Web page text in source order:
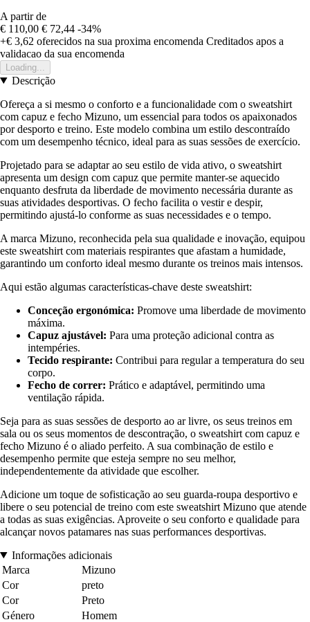
A partir de
€ 110,00 € 72,44 -34%
+€ 3,62 oferecidos na sua proxima encomenda Creditados apos a
validacao da sua encomenda
Loading...
Descrição
Ofereça a si mesmo o conforto e a funcionalidade com o sweatshirt
com capuz e fecho Mizuno, um essencial para todos os apaixonados
por desporto e treino. Este modelo combina um estilo descontraído
com um desempenho técnico, ideal para as suas sessões de exercício.
Projetado para se adaptar ao seu estilo de vida ativo, o sweatshirt
apresenta um design com capuz que permite manter-se aquecido
enquanto desfruta da liberdade de movimento necessária durante as
suas atividades desportivas. O fecho facilita o vestir e despir,
permitindo ajustá-lo conforme as suas necessidades e o tempo.
A marca Mizuno, reconhecida pela sua qualidade e inovação, equipou
este sweatshirt com materiais respirantes que afastam a humidade,
garantindo um conforto ideal mesmo durante os treinos mais intensos.
Aqui estão algumas características-chave deste sweatshirt:
Conceção ergonómica: Promove uma liberdade de movimento
máxima.
Capuz ajustável: Para uma proteção adicional contra as
intempéries.
Tecido respirante: Contribui para regular a temperatura do seu
corpo.
Fecho de correr: Prático e adaptável, permitindo uma
ventilação rápida.
Seja para as suas sessões de desporto ao ar livre, os seus treinos em
sala ou os seus momentos de descontração, o sweatshirt com capuz e
fecho Mizuno é o aliado perfeito. A sua combinação de estilo e
desempenho permite que esteja sempre no seu melhor,
independentemente da atividade que escolher.
Adicione um toque de sofisticação ao seu guarda-roupa desportivo e
libere o seu potencial de treino com este sweatshirt Mizuno que atende
a todas as suas exigências. Aproveite o seu conforto e qualidade para
alcançar novos patamares nas suas performances desportivas.
Informações adicionais
Marca
Mizuno
Cor
preto
Cor
Preto
Género
Homem